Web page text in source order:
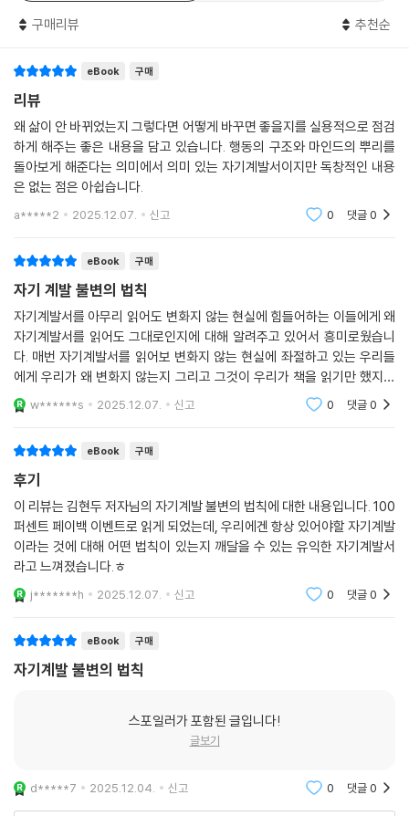
구매리뷰 추천순
eBook 구매
리뷰
왜 삶이 안 바뀌었는지 그렇다면 어떻게 바꾸면 좋을지를 실용적으로 점검
하게 해주는 좋은 내용을 담고 있습니다. 행동의 구조와 마인드의 뿌리를
돌아보게 해준다는 의미에서 의미 있는 자기계발서이지만 독창적인 내용
은 없는 점은 아쉽습니다.
a*****2 2025.12.07. 신고 0 댓글0
eBook 구매
자기 계발 불변의 법칙
자기계발서를 아무리 읽어도 변화지 않는 현실에 힘들어하는 이들에게 왜
자기계발서를 읽어도 그대로인지에 대해 알려주고 있어서 흥미로웠습니
다. 매번 자기계발서를 읽어보 변화지 않는 현실에 좌절하고 있는 우리들
에게 우리가 왜 변화지 않는지 그리고 그것이 우리가 책을 읽기만 했지만
그것을 실행과 실천에 옮기지 않아서 우리가 변화가 않는다는것을 알게되
었고 계획 그리고 실
w******s 2025.12.07. 신고 0 댓글0
eBook 구매
후기
이 리뷰는 김현두 저자님의 자기계발 불변의 법칙에 대한 내용입니다. 100
퍼센트 페이백 이벤트로 읽게 되었는데, 우리에겐 항상 있어야할 자기계발
이라는 것에 대해 어떤 법칙이 있는지 깨달을 수 있는 유익한 자기계발서
라고 느껴졌습니다.ㅎ
j*******h 2025.12.07. 신고 0 댓글0
eBook 구매
자기계발 불변의 법칙
스포일러가 포함된 글입니다!
글보기
d*****7 2025.12.04. 신고 0 댓글0